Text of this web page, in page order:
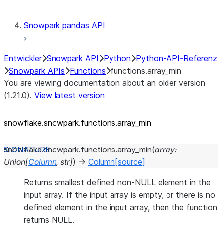
Snowpark pandas API
Entwickler Snowpark API Python Python-API-Referenz
Snowpark APIs Functions functions.array_min
You are viewing documentation about an older version
(1.21.0). View latest version
snowflake.snowpark.functions.array_ min
snowflake.snowpark.functions.array_min(array:
Union[Column, str]) → Column [source]
Returns smallest defined non-NULL element in the
input array. If the input array is empty, or there is no
defined element in the input array, then the function
returns NULL.